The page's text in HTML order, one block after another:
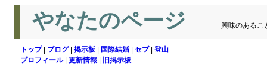
やなたのページ 興味のあるこ
トップ| ブログ| 掲示板 国際結婚 セブ| 登山
プロフィール| 更新情報 旧掲示板